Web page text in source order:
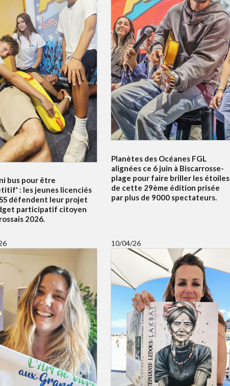
bus pour être
: les jeunes licenciés
défendent leur projet
participatif citoyen
2026.
Planètes des Océanes FGL
alignées ce 6 juin à Biscarrosse-
plage pour faire briller les étoiles
de cette 29ème édition prisée
par plus de 9000 spectateurs.
10/04/26